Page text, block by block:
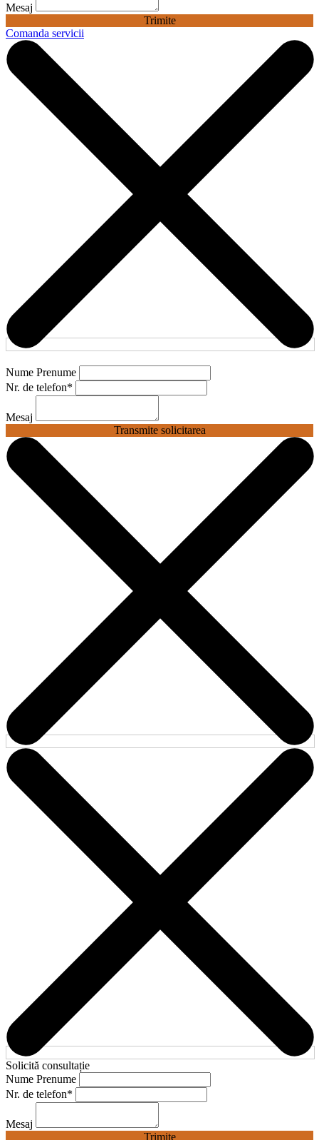
Mesaj
Trimite
Comanda servicii
Nume Prenume
Nr. de telefon*
Mesaj
Transmite solicitarea
Solicită consultație
Nume Prenume
Nr. de telefon*
Mesaj
Trimite